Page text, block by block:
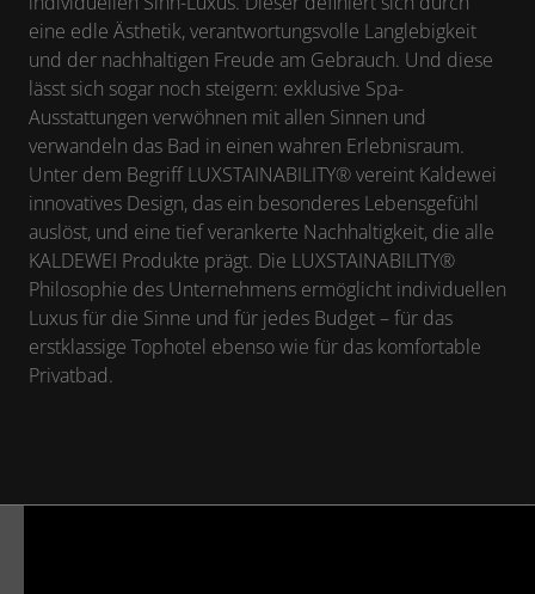
eine edle Ästhetik, verantwortungsvolle Langlebigkeit
und der nachhaltigen Freude am Gebrauch. Und diese
lässt sich sogar noch steigern: exklusive Spa-
Ausstattungen verwöhnen mit allen Sinnen und
verwandeln das Bad in einen wahren Erlebnisraum.
Unter dem Begriff LUXSTAINABILITY®vereint Kaldewei
innovatives Design, das ein besonderes Lebensgefühl
auslöst, und eine tief verankerte Nachhaltigkeit, die alle
KALDEWEI Produkte prägt. Die LUXSTAINABILITY®
Philosophie des Unternehmens ermöglicht individuellen
Luxus für die Sinne und für jedes Budget – für das
erstklassige Tophotel ebenso wie für das komfortable
Privatbad.